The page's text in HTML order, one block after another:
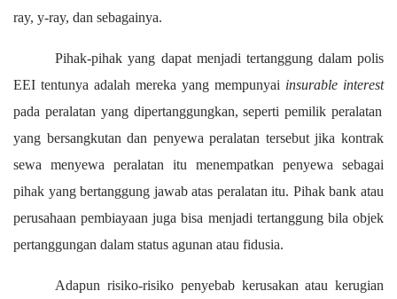
ray, y-ray, dan sebagainya.
Pihak-pihak yang dapat menjadi tertanggung dalam polis
EEI tentunya adalah mereka yang mempunyai insurable interest
pada peralatan yang dipertanggungkan, seperti pemilik peralatan
yang bersangkutan dan penyewa peralatan tersebut jika kontrak
sewa
menyewa peralatan itu menempatkan penyewa sebagai
pihak yang bertanggung jawab atas peralatan itu. Pihak bank atau
perusahaan pembiayaan juga bisa menjadi tertanggung bila objek
pertanggungan dalam status agunan atau fidusia.
Adapun risiko-risiko penyebab kerusakan atau kerugian